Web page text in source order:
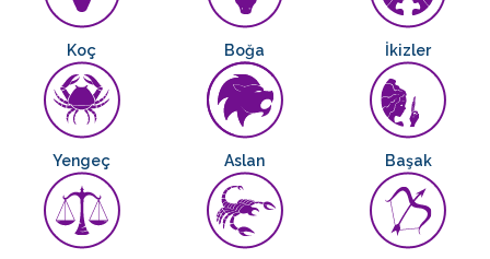
Koç Boğa İkizler
Yengeç Aslan Başak